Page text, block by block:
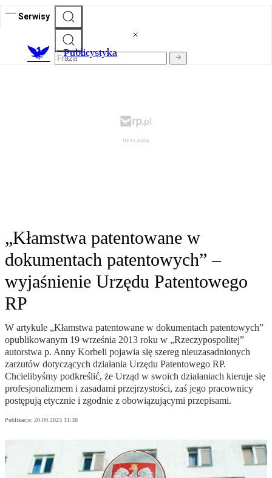
Serwisy
Publicystyka
„Kłamstwa patentowane w
dokumentach patentowych” –
wyjaśnienie Urzędu Patentowego
RP
W artykule „Kłamstwa patentowane w dokumentach patentowych”
opublikowanym 19 września 2013 roku w „Rzeczypospolitej”
autorstwa p. Anny Korbeli pojawia się szereg nieuzasadnionych
zarzutów dotyczących działania Urzędu Patentowego RP.
Chcielibyśmy podkreślić, że Urząd w swoich działaniach kieruje się
profesjonalizmem i zasadami przejrzystości, zaś jego pracownicy
postępują etycznie i zgodnie z obowiązującymi przepisami.
Publikacja: 20.09.2023 11:38